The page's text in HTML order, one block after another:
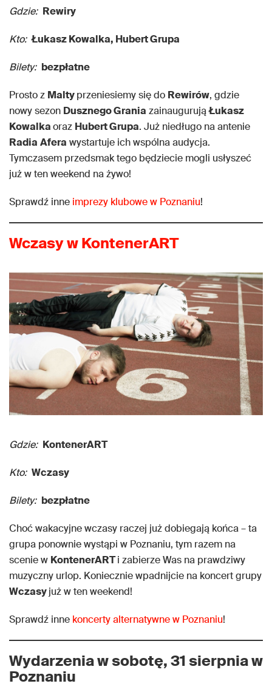
Gdzie: Rewiry
Kto:Łukasz Kowalka, Hubert Grupa
Bilety: bezpłatne
Prosto z Maltyprzeniesiemy się do Rewirów, gdzie
nowy sezon Dusznego Grania zainaugurująŁukasz
Kowalkaoraz Hubert Grupa. Już niedługo na antenie
Radia Afera wystartuje ich wspólna audycja.
Tymczasem przedsmak tego będziecie mogli usłyszeć
już w ten weekend na żywo!
Sprawdź inne imprezy klubowe w Poznaniu!
Wczasy w KontenerART
Gdzie: KontenerART
Kto: Wczasy
Bilety: bezpłatne
Choć wakacyjne wczasy raczej już dobiegają końca – ta
grupa ponownie wystąpi w Poznaniu, tym razem na
scenie w KontenerARTi zabierze Was na prawdziwy
muzyczny urlop. Koniecznie wpadnijcie na koncert grupy
Wczasyjuż w ten weekend!
Sprawdź inne koncerty alternatywne w Poznaniu!
Wydarzenia w sobotę, 31 sierpnia w
Poznaniu